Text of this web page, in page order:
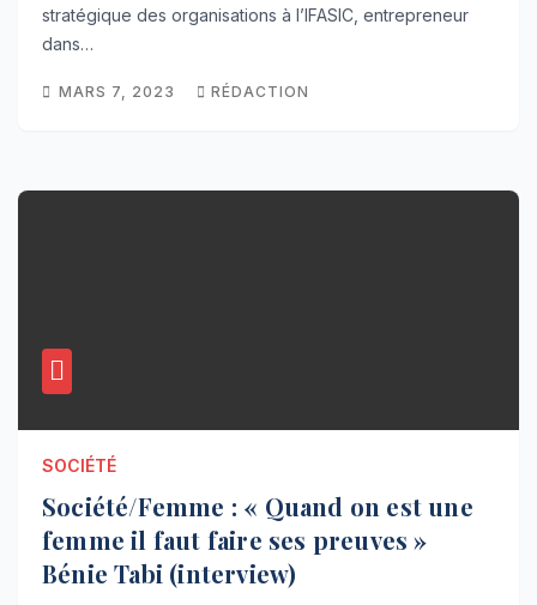
stratégique des organisations à l’IFASIC, entrepreneur
dans…
MARS 7, 2023 RÉDACTION
SOCIÉTÉ
Société/Femme : « Quand on est une
femme il faut faire ses preuves »
Bénie Tabi (interview)